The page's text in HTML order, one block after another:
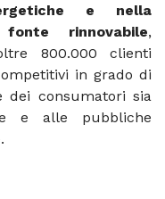
e nella
rinnovabile,
800.000 clienti
in grado di
dei consumatori sia
e alle pubbliche